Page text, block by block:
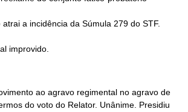
improvido.
ao agravo regimental no agravo de
do voto do Relator. Unânime. Presidiu